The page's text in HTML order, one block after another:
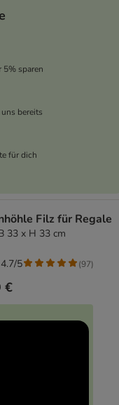
sparen
bereits
für dich
Filz für Regale
33 x H 33 cm
€
5 (97)